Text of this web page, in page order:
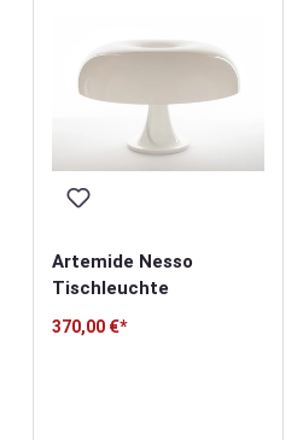
Artemide Nesso
Tischleuchte
370,00 €*